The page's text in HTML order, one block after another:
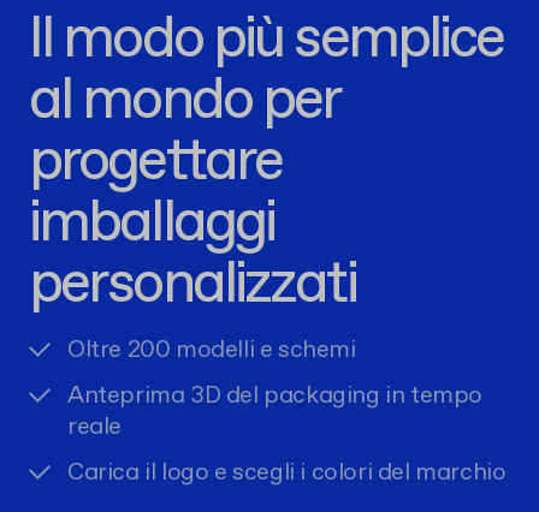
Il modo più semplice
al mondo per
progettare
imballaggi
personalizzati
Oltre 200 modelli e schemi
Anteprima 3D del packaging in tempo
reale
Carica il logo e scegli i colori del marchio